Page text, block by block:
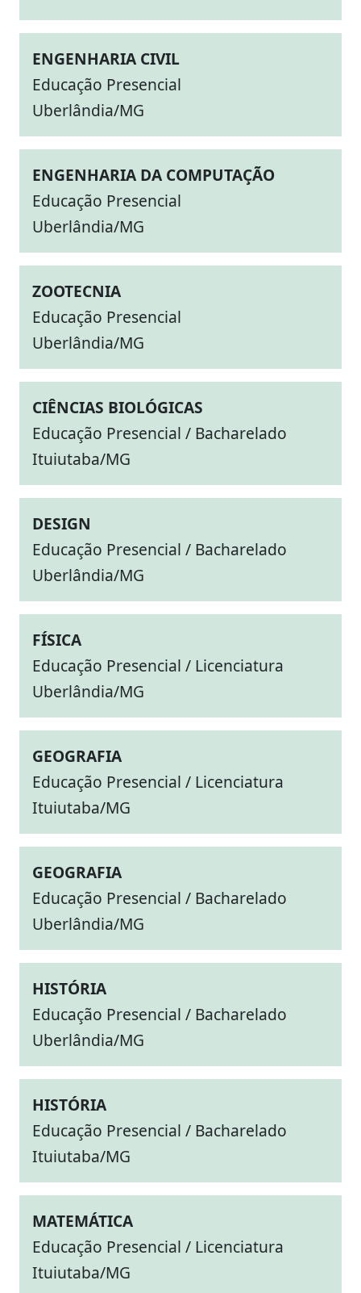
ENGENHARIA CIVIL
Educação Presencial
Uberlândia/MG
ENGENHARIA DA COMPUTAÇÃO
Educação Presencial
Uberlândia/MG
ZOOTECNIA
Educação Presencial
Uberlândia/MG
CIÊNCIAS BIOLÓGICAS
Educação Presencial / Bacharelado
Ituiutaba/MG
DESIGN
Educação Presencial / Bacharelado
Uberlândia/MG
FÍSICA
Educação Presencial / Licenciatura
Uberlândia/MG
GEOGRAFIA
Educação Presencial / Licenciatura
Ituiutaba/MG
GEOGRAFIA
Educação Presencial / Bacharelado
Uberlândia/MG
HISTÓRIA
Educação Presencial / Bacharelado
Uberlândia/MG
HISTÓRIA
Educação Presencial / Bacharelado
Ituiutaba/MG
MATEMÁTICA
Educação Presencial / Licenciatura
Ituiutaba/MG